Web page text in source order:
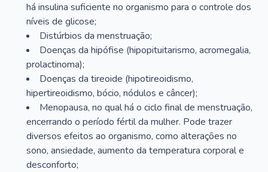
há insulina suficiente no organismo para o controle dos
níveis de glicose;
Distúrbios da menstruação;
Doenças da hipófise (hipopituitarismo, acromegalia,
prolactinoma);
Doenças da tireoide (hipotireoidismo,
hipertireoidismo, bócio, nódulos e câncer);
Menopausa, no qual há o ciclo final de menstruação,
encerrando o período fértil da mulher. Pode trazer
diversos efeitos ao organismo, como alterações no
sono, ansiedade, aumento da temperatura corporal e
desconforto;